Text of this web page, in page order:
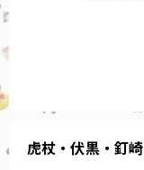
虎杖・伏黒・釘崎